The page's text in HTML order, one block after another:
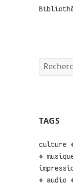
TAGS
culture
♦
♦audio